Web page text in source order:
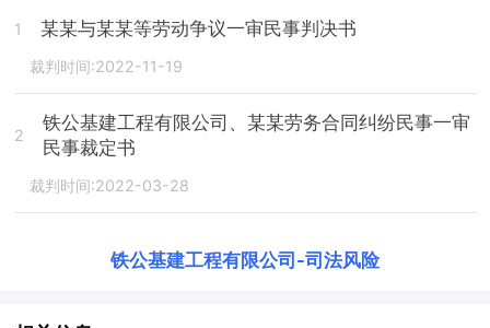
1 某某与某某等劳动争议一审民事判决书
裁判时间:2022-11-19
2
铁公基建工程有限公司、某某劳务合同纠纷民事一审
民事裁定书
裁判时间:2022-03-28
铁公基建工程有限公司 -司法风险